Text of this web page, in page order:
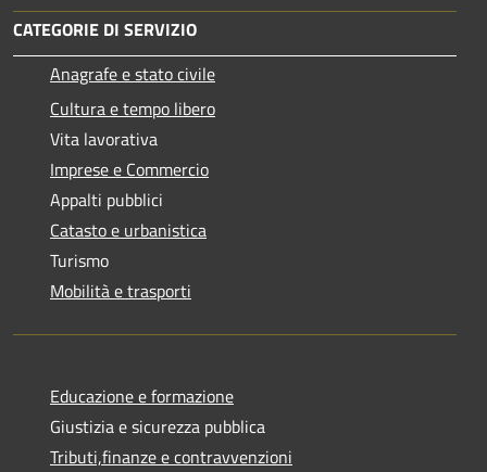
CATEGORIE DI SERVIZIO
Anagrafe e stato civile
Cultura e tempo libero
Vita lavorativa
Imprese e Commercio
Appalti pubblici
Catasto e urbanistica
Turismo
Mobilità e trasporti
Educazione e formazione
Giustizia e sicurezza pubblica
Tributi,finanze e contravvenzioni